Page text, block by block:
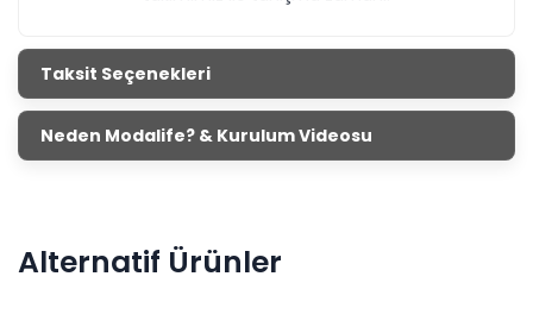
Taksit Seçenekleri
Neden Modalife? & Kurulum Videosu
Alternatif Ürünler